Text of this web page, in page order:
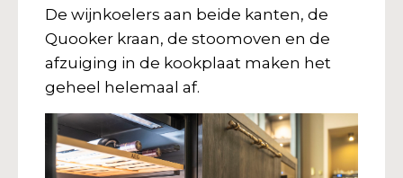
De wijnkoelers aan beide kanten, de
Quooker kraan, de stoomoven en de
afzuiging in de kookplaat maken het
geheel helemaal af.